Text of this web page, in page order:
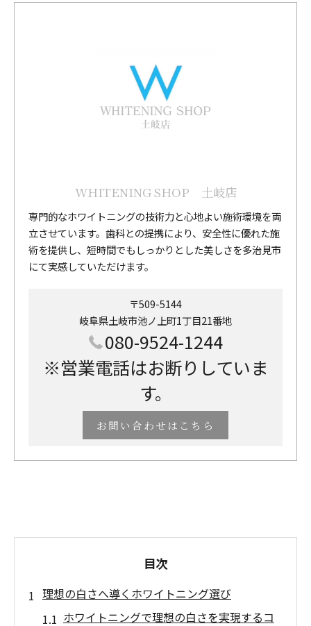
WHITENING SHOP 土岐店
専門的なホワイトニングの技術力と心地よい施術環境を両
立させています。歯科との提携により、安全性に優れた施
術を提供し、短時間でもしっかりとした美しさを多治見市
にて実感していただけます。
〒509-5144
岐阜県土岐市池ノ上町1丁目21番地
080-9524-1244
※営業電話はお断りしていま
す。
お問い合わせはこちら
目次
理想の白さへ導くホワイトニング選び
ホワイトニングで理想の白さを実現するコ